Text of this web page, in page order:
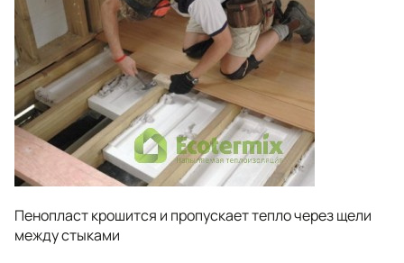
Пенопласт крошится и пропускает тепло через щели
между стыками